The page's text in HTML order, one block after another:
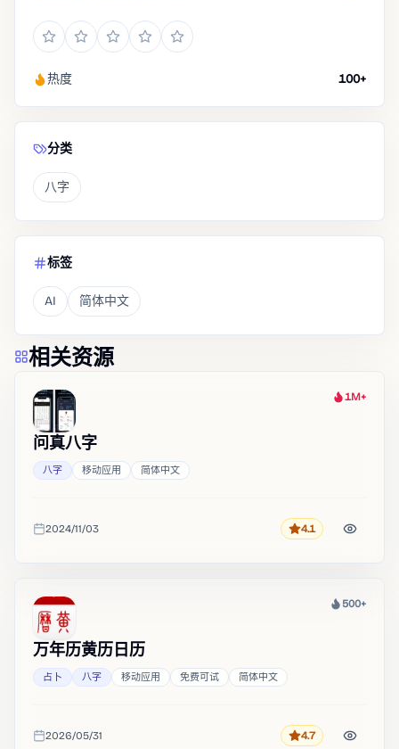
热度 100+
分类
八字
标签
AI 简体中文
相关资源
热度
1M+
问真八字
八字 移动应用 简体中文
收录时间
2024/11/03 评分4.1
热度
500+
万年历黄历日历
占卜 八字 移动应用 免费可试 简体中文
收录时间
2026/05/31 评分4.7